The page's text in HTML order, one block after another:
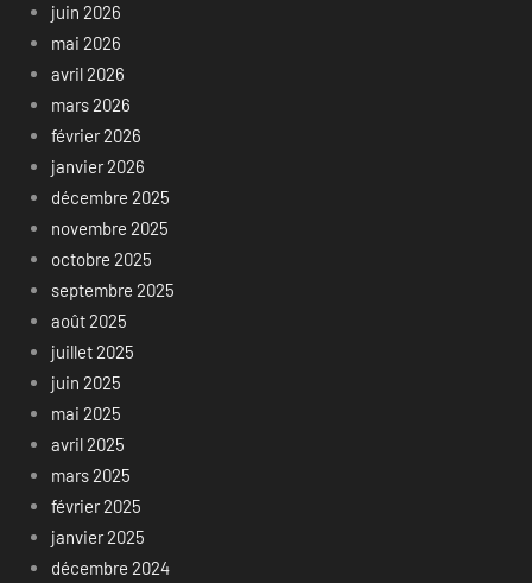
juin 2026
mai 2026
avril 2026
mars 2026
février 2026
janvier 2026
décembre 2025
novembre 2025
octobre 2025
septembre 2025
août 2025
juillet 2025
juin 2025
mai 2025
avril 2025
mars 2025
février 2025
janvier 2025
décembre 2024